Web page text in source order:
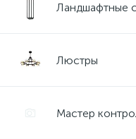
Ландшафтные
Люстры
Мастер